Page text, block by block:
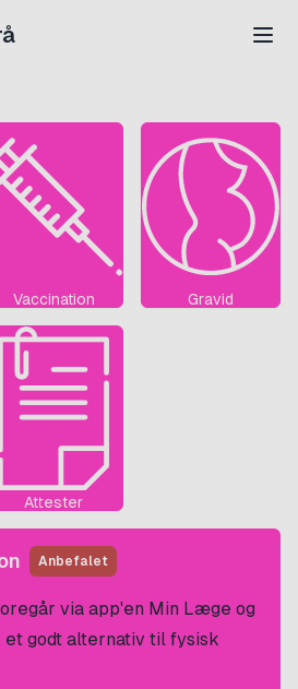
Vaccination Gravid
Attester
Anbefalet
via app'en Min Læge og
godt alternativ til fysisk